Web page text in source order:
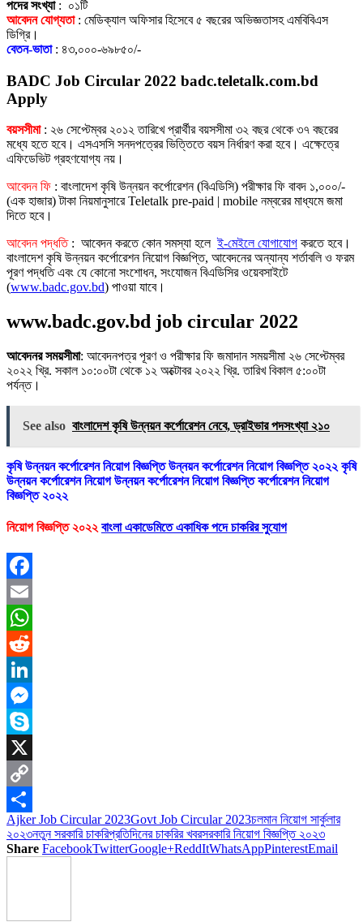
পদের সংখ্যা: ০১টি
আবেদন যোগ্যতা: মেডিক্যাল অফিসার হিসেবে ৫ বছরের অভিজ্ঞতাসহ এমবিবিএস
ডিগ্রি।
বেতন-ভাতা: ৪৩,০০০-৬৯৮৫০/-
BADC Job Circular 2022 badc.teletalk.com.bd
Apply
বয়সসীমা : ২৬ সেপ্টেম্বর ২০১২ তারিখে প্রার্থীর বয়সসীমা ৩২ বছর থেকে ৩৭ বছরের
মধ্যে হতে হবে। এসএসসি সনদপত্রের ভিত্তিতে বয়স নির্ধারণ করা হবে। এক্ষেত্রে
এফিডেভিট গ্রহণযােগ্য নয়।
আবেদন ফি : বাংলাদেশ কৃষি উন্নয়ন কর্পোরেশন (বিএডিসি) পরীক্ষার ফি বাবদ ১,০০০/-
(এক হাজার) টাকা নিয়মানুসারে Teletalk pre-paid | mobile নম্বরের মাধ্যমে জমা
দিতে হবে।
আবেদন পদ্ধতি: আবেদন করতে কোন সমস্যা হলেই-মেইলে যােগাযােগ করতে হবে।
বাংলাদেশ কৃষি উন্নয়ন কর্পোরেশন নিয়ােগ বিজ্ঞপ্তি, আবেদনের অন্যান্য শর্তাবলি ও ফরম
পূরণ পদ্ধতি এবং যে কোনাে সংশােধন, সংযােজন বিএডিসির ওয়েবসাইটে
(www.badc.gov.bd) পাওয়া যাবে।
www.badc.gov.bd job circular 2022
আবেদনর সময়সীমা: আবেদনপত্র পূরণ ও পরীক্ষার ফি জমাদান সময়সীমা ২৬ সেপ্টেম্বর
২০২২ খ্রি. সকাল ১০:০০টা থেকে ১২ অক্টোবর ২০২২ খ্রি. তারিখ বিকাল ৫:০০টা
পর্যন্ত।
See also বাংলাদেশ কৃষি উন্নয়ন কর্পোরেশন নেবে, ড্রাইভার পদসংখ্যা ২১০
কৃষি উন্নয়ন কর্পোরেশন নিয়োগ বিজ্ঞপ্তি উন্নয়ন কর্পোরেশন নিয়োগ বিজ্ঞপ্তি ২০২২ কৃষি
উন্নয়ন কর্পোরেশন নিয়োগ উন্নয়ন কর্পোরেশন নিয়োগ বিজ্ঞপ্তি কর্পোরেশন নিয়োগ
বিজ্ঞপ্তি ২০২২
নিয়োগ বিজ্ঞপ্তি ২০২২বাংলা একাডেমিতে একাধিক পদে চাকরির সুযোগ
Facebook
Email
WhatsApp
Reddit
LinkedIn
Messenger
Skype
X
Copy
Link
Share
Ajker Job Circular 2023Govt Job Circular 2023চলমান নিয়োগ সার্কুলার
২০২৩নতুন সরকারি চাকরিপ্রতিদিনের চাকরির খবরসরকারি নিয়োগ বিজ্ঞপ্তি ২০২৩
Share FacebookTwitterGoogle+ReddItWhatsAppPinterestEmail